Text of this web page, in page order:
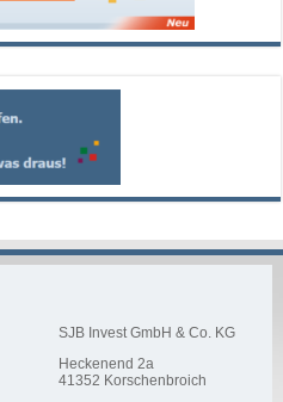
SJB Invest GmbH & Co. KG
Heckenend 2a
41352 Korschenbroich